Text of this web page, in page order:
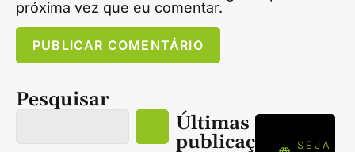
próxima vez que eu comentar.
Pesquisar
Últimas
publicações
SEJA